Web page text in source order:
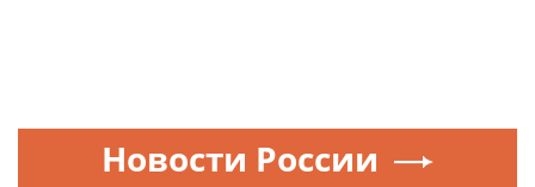
Новости России